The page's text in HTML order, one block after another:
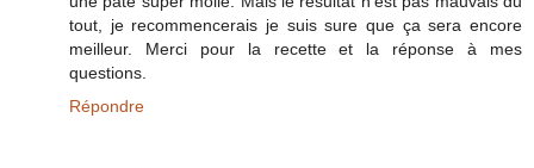
tout, je recommencerais je suis sure que ça sera encore
meilleur. Merci pour la recette et la réponse à mes
questions.
Répondre